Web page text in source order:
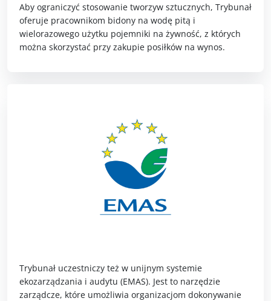
Aby ograniczyć stosowanie tworzyw sztucznych, Trybunał
oferuje pracownikom bidony na wodę pitą i
wielorazowego użytku pojemniki na żywność, z których
można skorzystać przy zakupie posiłków na wynos.
Trybunał uczestniczy też w unijnym systemie
ekozarządzania i audytu (EMAS). Jest to narzędzie
zarządcze, które umożliwia organizacjom dokonywanie